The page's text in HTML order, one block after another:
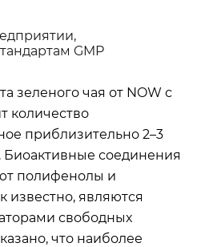
GMP
зеленого чая от NOW с
количество
приблизительно 2–3
Биоактивные соединения
полифенолы и
известно, являются
свободных
что наиболее